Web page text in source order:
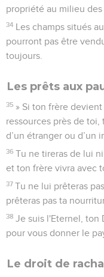
propriété au milieu des
34 Les champs situés
pourront pas être
toujours.
Les prêts aux
35 » Si ton frère
ressources près de toi,
d’un étranger ou d’un
36 Tu ne tireras de lui
et ton frère vivra avec
37 Tu ne lui prêteras
prêteras pas ta
38 Je suis l'Eternel, ton
pour vous donner le
Le droit de